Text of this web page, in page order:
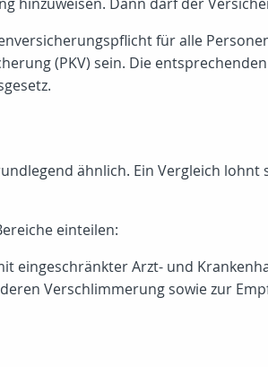
für alle
(PKV) sein. Die
ähnlich. Ein Vergleich
einteilen:
eingeschränkter Arzt- und
Verschlimmerung sowie zur